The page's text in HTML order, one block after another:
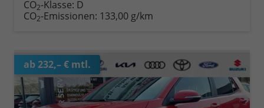
CO2-Klasse: D
CO2-Emissionen: 133,00 g/km
ab 232,– € mtl.